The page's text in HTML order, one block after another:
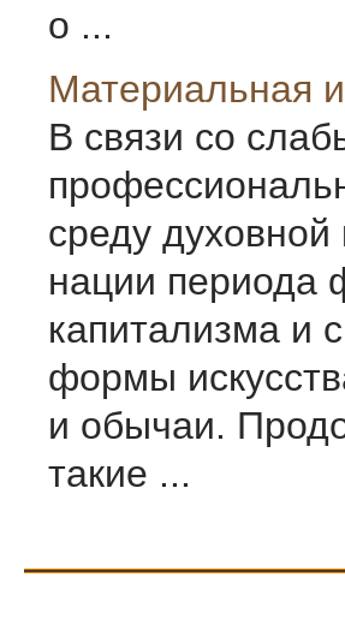
о ...
Материальная
В связи со
среду духовной
нации периода
капитализма и
формы
и обычаи.
такие ...